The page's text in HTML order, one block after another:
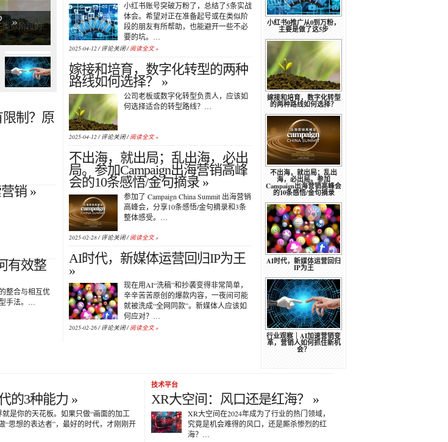
»
制？原
销 »
有效整
整合与相互优
手法。…
小红书账号突破万粉了，总结了5条实战
体会。希望对正在准备起号或在类似阶
段的朋友有所帮助，也能避开一些不必
要的坑。…
2025-04-12 /评论关闭/阅读全文 »
嫁接和培育，数字化转型的两种
路线如何选择？ »
公司老板或数字化转型负责人，应该如
何选择适合的转型路线？…
2025-04-12 /评论关闭/阅读全文 »
不出海，就出局；乱出海，必出
局。参加Campaign出海营销高峰
会的10条感悟/金句摘录 »
参加了 Campaign China Summit 出海营销
高峰会，分享10条感悟/金句摘录和3条
整体感受。…
2025-02-28 /评论关闭/阅读全文 »
AI时代，新媒体运营回归IP为王
»
现在用AI“洗稿”和抄袭变得非常简单，
辛辛苦苦原创的爆款内容，一夜间可能
就被洗成“全网同款”。新媒体人应该如
何应对？…
2025-02-26 /评论关闭/阅读全文 »
小红书0推广从0到万粉，
主要是做了这5步
嫁接和培育，数字化转型
的两种路线如何选择？
不出海，就出局；乱出
海，必出局。参加
Campaign出海营销高峰会
的10条感悟/金句摘录
AI时代，新媒体运营回归
IP为王
行业观察｜AI加速营销变
革，营销人如何抓住新机
会？
的3种能力 »
是你的天花板。如果只做“画面的加工
“思想的表达者”，最好的时代，才刚刚开
技术平台
XR大空间：风口还是红海？ »
XR大空间在2024年成为了行业的热门领域，
究竟是机会难得的风口，还是厮杀惨烈的红
海？…